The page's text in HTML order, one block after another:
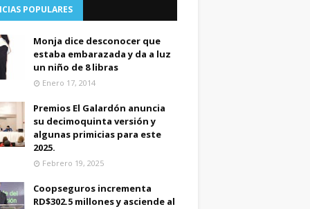
POPULARES
Monja dice desconocer que
estaba embarazada y da a luz
un niño de 8 libras
Enero 17, 2014
Premios El Galardón anuncia
su decimoquinta versión y
algunas primicias para este
2025.
Febrero 19, 2025
Coopseguros incrementa
RD$302.5 millones y asciende al